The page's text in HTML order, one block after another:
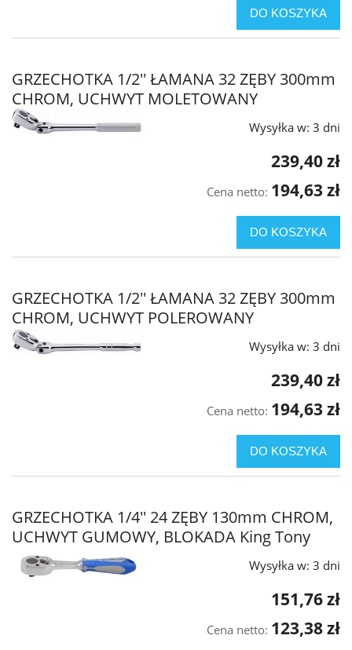
DO KOSZYKA
GRZECHOTKA 1/2'' ŁAMANA 32 ZĘBY 300mm
CHROM, UCHWYT MOLETOWANY
Wysyłka w: 3 dni
239,40 zł
Cena netto: 194,63 zł
DO KOSZYKA
GRZECHOTKA 1/2'' ŁAMANA 32 ZĘBY 300mm
CHROM, UCHWYT POLEROWANY
Wysyłka w: 3 dni
239,40 zł
Cena netto: 194,63 zł
DO KOSZYKA
GRZECHOTKA 1/4'' 24 ZĘBY 130mm CHROM,
UCHWYT GUMOWY, BLOKADA King Tony
Wysyłka w: 3 dni
151,76 zł
Cena netto: 123,38 zł